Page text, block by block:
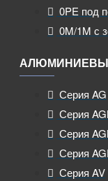
0PE под
0M/1M с
Серия AG
Серия
Серия
Серия
Серия AV